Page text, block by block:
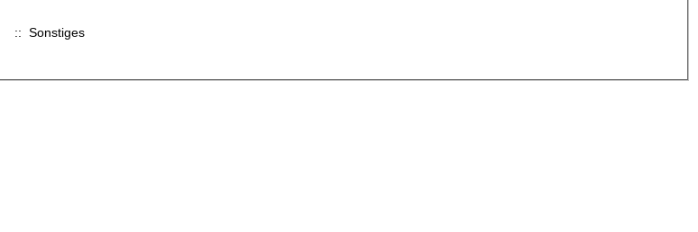
:: Sonstiges